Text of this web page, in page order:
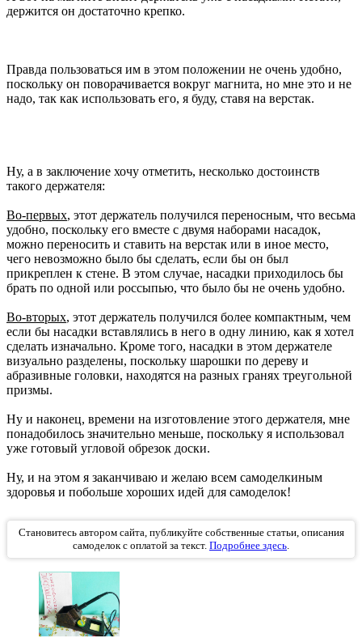
держится он достаточно крепко.
Правда пользоваться им в этом положении не очень удобно,
поскольку он поворачивается вокруг магнита, но мне это и не
надо, так как использовать его, я буду, ставя на верстак.
Ну, а в заключение хочу отметить, несколько достоинств
такого держателя:
Во-первых, этот держатель получился переносным, что весьма
удобно, поскольку его вместе с двумя наборами насадок,
можно переносить и ставить на верстак или в иное место,
чего невозможно было бы сделать, если бы он был
прикреплен к стене. В этом случае, насадки приходилось бы
брать по одной или россыпью, что было бы не очень удобно.
Во-вторых, этот держатель получился более компактным, чем
если бы насадки вставлялись в него в одну линию, как я хотел
сделать изначально. Кроме того, насадки в этом держателе
визуально разделены, поскольку шарошки по дереву и
абразивные головки, находятся на разных гранях треугольной
призмы.
Ну и наконец, времени на изготовление этого держателя, мне
понадобилось значительно меньше, поскольку я использовал
уже готовый угловой обрезок доски.
Ну, и на этом я заканчиваю и желаю всем самоделкиным
здоровья и побольше хороших идей для самоделок!
Становитесь автором сайта, публикуйте собственные статьи, описания
самоделок с оплатой за текст. Подробнее здесь.